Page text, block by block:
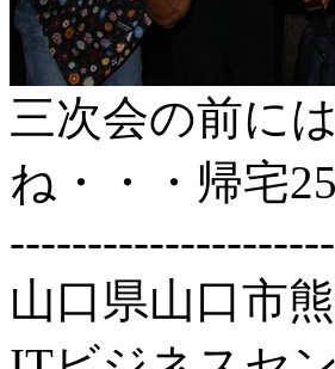
三次会の前に
ね・・・帰宅25
山口県山口市